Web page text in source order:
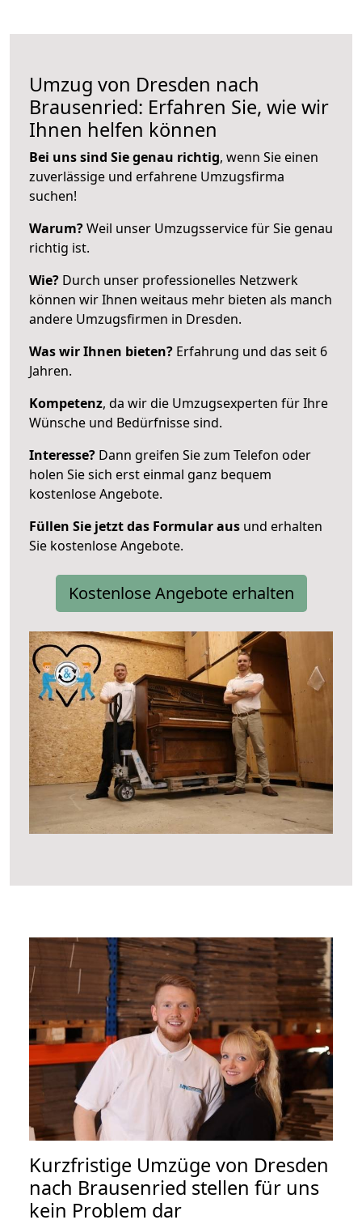
Umzug von Dresden nach
Brausenried: Erfahren Sie, wie wir
Ihnen helfen können
Bei uns sind Sie genau richtig, wenn Sie einen
zuverlässige und erfahrene Umzugsfirma
suchen!
Warum?Weil unser Umzugsservice für Sie genau
richtig ist.
Wie? Durch unser professionelles Netzwerk
können wir Ihnen weitaus mehr bieten als manch
andere Umzugsfirmen in Dresden.
Was wir Ihnen bieten? Erfahrung und das seit 6
Jahren.
Kompetenz, da wir die Umzugsexperten für Ihre
Wünsche und Bedürfnisse sind.
Interesse? Dann greifen Sie zum Telefon oder
holen Sie sich erst einmal ganz bequem
kostenlose Angebote.
Füllen Sie jetzt das Formular aus und erhalten
Sie kostenlose Angebote.
Kostenlose Angebote erhalten
Kurzfristige Umzüge von Dresden
nach Brausenried stellen für uns
kein Problem dar